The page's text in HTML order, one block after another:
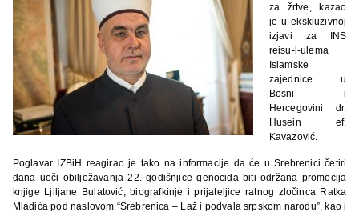
za žrtve, kazao
je u ekskluzivnoj
izjavi za INS
reisu-l-ulema
Islamske
zajednice u
Bosni i
Hercegovini dr.
Husein ef.
Kavazović.
Poglavar IZBiH reagirao je tako na informacije da će u Srebrenici četiri
dana uoči obilježavanja 22. godišnjice genocida biti održana promocija
knjige Ljiljane Bulatović, biografkinje i prijateljice ratnog zločinca Ratka
Mladića pod naslovom “Srebrenica – Laž i podvala srpskom narodu”, kao i